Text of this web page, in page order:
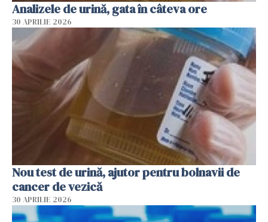
Analizele de urină, gata în câteva ore
30 APRILIE 2026
Nou test de urină, ajutor pentru bolnavii de
cancer de vezică
30 APRILIE 2026